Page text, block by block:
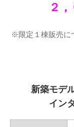
２
※限定１棟販売に
新築モデ
イン